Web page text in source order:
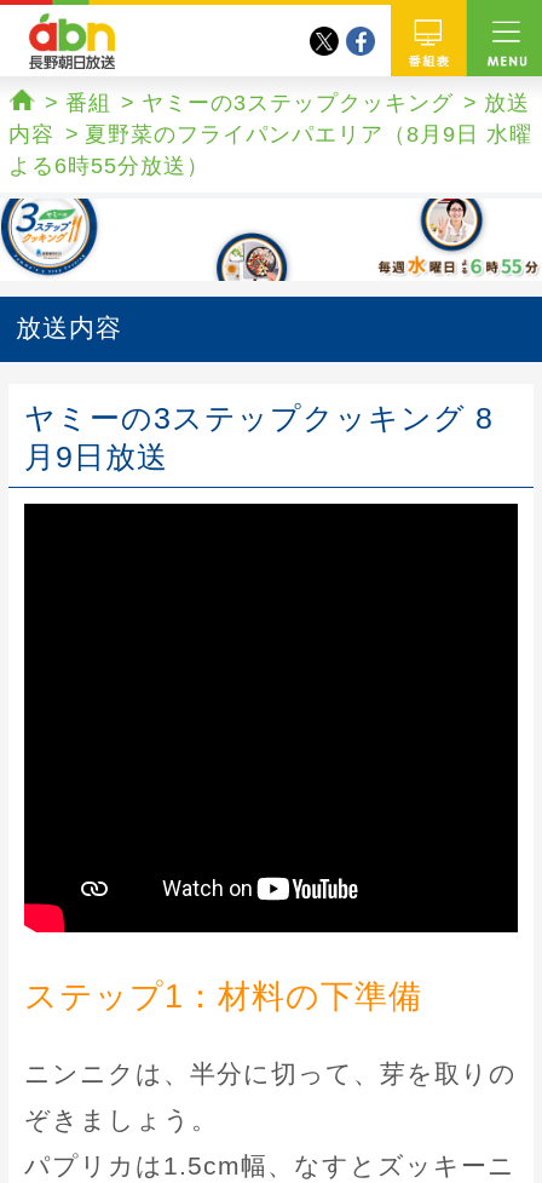
番組
twitterfacebook
ホーム
番組 ヤミーの3ステップクッキング
放送
内容
夏野菜のフライパンパエリア（8月9日 水曜
よる6時55分放送）
放送内容
ヤミーの3ステップクッキング 8
月9日放送
ステップ1：材料の下準備
ニンニクは、半分に切って、芽を取りの
ぞきましょう。
パプリカは1.5cm幅、なすとズッキーニ